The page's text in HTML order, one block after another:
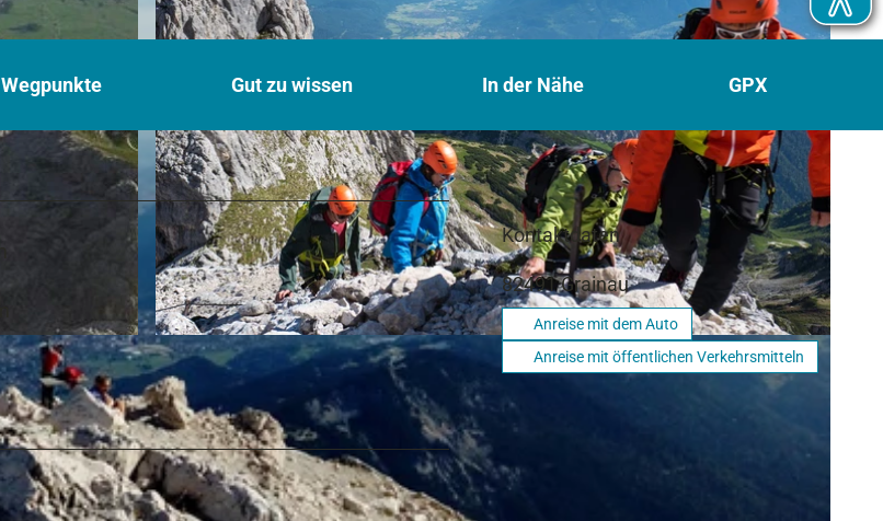
© Vivalpin | KI-optimiert
Wegpunkte Gut zu wissen In der Nähe GPX
Kontaktdaten
82491Grainau
Anreise mit dem Auto
Anreise mit öffentlichen Verkehrsmitteln